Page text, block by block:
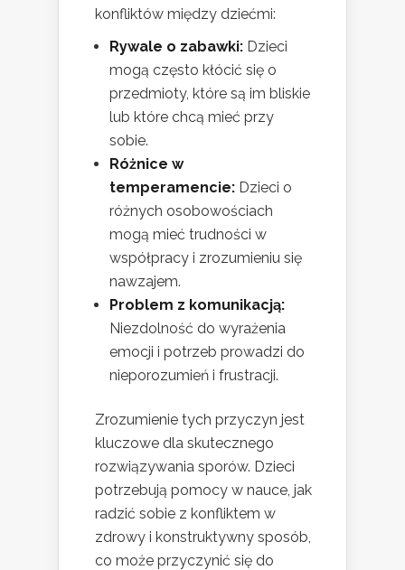
konfliktów między dziećmi:
Rywale o zabawki: Dzieci
mogą często kłócić się o
przedmioty, które są im bliskie
lub które chcą mieć przy
sobie.
Różnice w
temperamencie: Dzieci o
różnych osobowościach
mogą mieć trudności w
współpracy i zrozumieniu się
nawzajem.
Problem z komunikacją:
Niezdolność do wyrażenia
emocji i potrzeb prowadzi do
nieporozumień i frustracji.
Zrozumienie tych przyczyn jest
kluczowe dla skutecznego
rozwiązywania sporów. Dzieci
potrzebują pomocy w nauce, jak
radzić sobie z konfliktem w
zdrowy i konstruktywny sposób,
co może przyczynić się do